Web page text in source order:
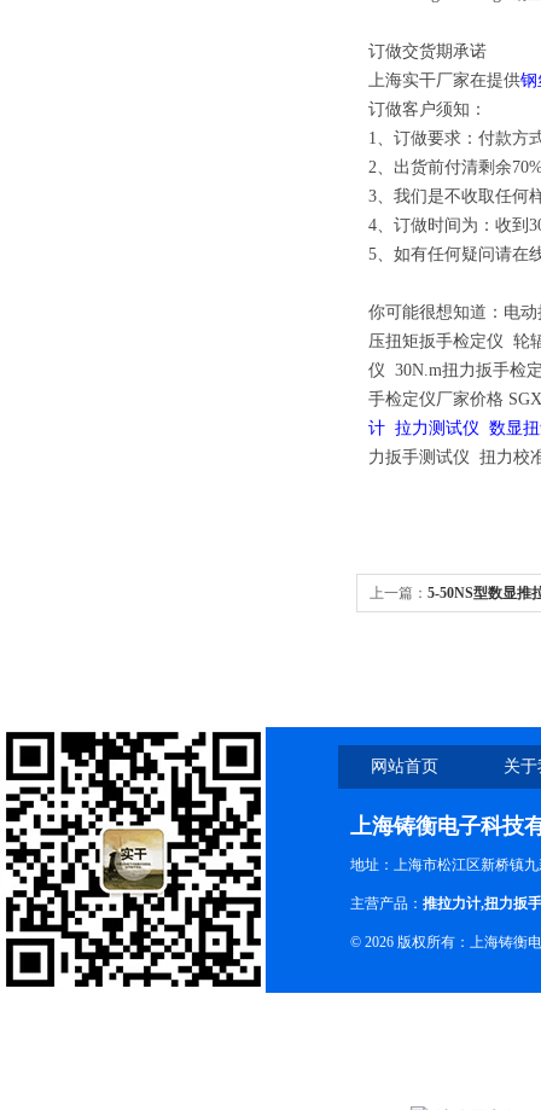
订做交货期承诺
上海实干厂家在提供钢
订做客户须知：
1、订做要求：付款方
2、出货前付清剩余
3、我们是不收取任何
4、订做时间为：收到
5、如有任何疑问请在
你可能很想知道 ： 电动
压扭矩扳手检定仪 轮
仪 30N.m扭力扳手检
手检定仪厂家价格
计 拉力测试仪 数显
力扳手测试仪 扭力校
上一篇： 5-50NS型数显推
网站首页 关
上海铸衡电子科技
地址：上海市松江区新桥镇
主营产品： 推拉力计,扭力扳手
© 2026 版权所有：上海铸衡